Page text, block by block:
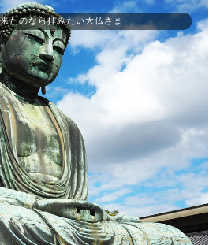
たのなら拝みたい大仏さま